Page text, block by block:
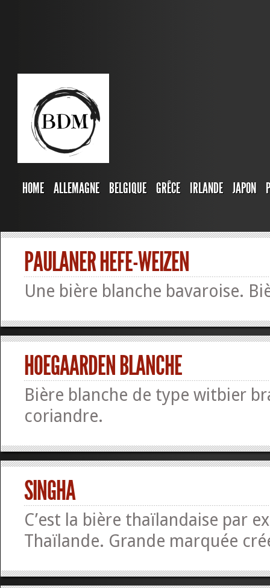
HOME ALLEMAGNE BELGIQUE GRÊCE IRLANDE JAPON
PAULANER HEFE-WEIZEN
Une bière blanche bavaroise.
HOEGAARDEN BLANCHE
Bière blanche de type witbier
coriandre.
SINGHA
C’est la bière thaïlandaise par
Thaïlande. Grande marquée